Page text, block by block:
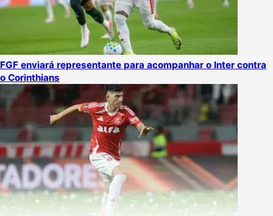
FGF enviará representante para acompanhar o Inter contra
o Corinthians